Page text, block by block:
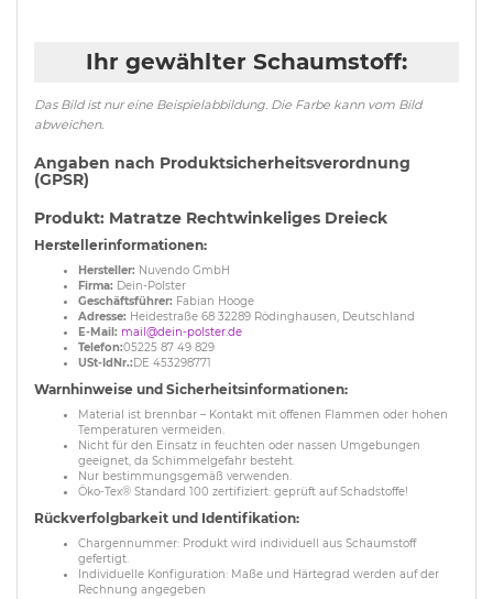
Ihr gewählter Schaumstoff:
Das Bild ist nur eine Beispielabbildung. Die Farbe kann vom Bild
abweichen.
Angaben nach Produktsicherheitsverordnung
(GPSR)
Produkt: Matratze Rechtwinkeliges Dreieck
Herstellerinformationen:
Hersteller: Nuvendo GmbH
Firma: Dein-Polster
Geschäftsführer: Fabian Hooge
Adresse: Heidestraße 68 32289 Rödinghausen, Deutschland
E-Mail: mail@dein-polster.de
Telefon:05225 87 49 829
USt-IdNr.: DE 453298771
Warnhinweise und Sicherheitsinformationen:
Material ist brennbar – Kontakt mit offenen Flammen oder hohen
Temperaturen vermeiden.
Nicht für den Einsatz in feuchten oder nassen Umgebungen
geeignet, da Schimmelgefahr besteht.
Nur bestimmungsgemäß verwenden.
Öko-Tex® Standard 100 zertifiziert: geprüft auf Schadstoffe!
Rückverfolgbarkeit und Identifikation:
Chargennummer: Produkt wird individuell aus Schaumstoff
gefertigt.
Individuelle Konfiguration: Maße und Härtegrad werden auf der
Rechnung angegeben